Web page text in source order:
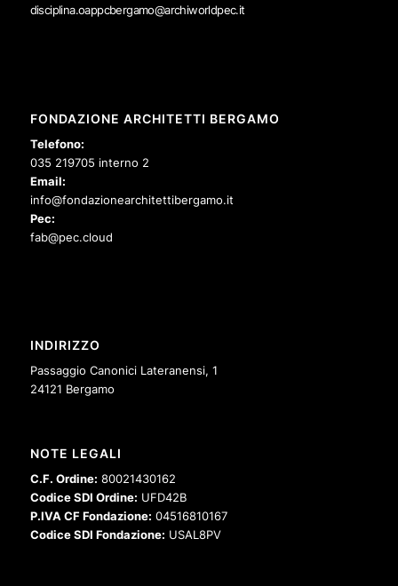
disciplina.oappcbergamo@archiworldpec.it
FONDAZIONE ARCHITETTI BERGAMO
Telefono:
035 219705 interno 2
Email:
info@fondazionearchitettibergamo.it
Pec:
fab@pec.cloud
INDIRIZZO
Passaggio Canonici Lateranensi, 1
24121 Bergamo
NOTE LEGALI
C.F. Ordine: 80021430162
Codice SDI Ordine: UFD42B
P.IVA CF Fondazione: 04516810167
Codice SDI Fondazione: USAL8PV